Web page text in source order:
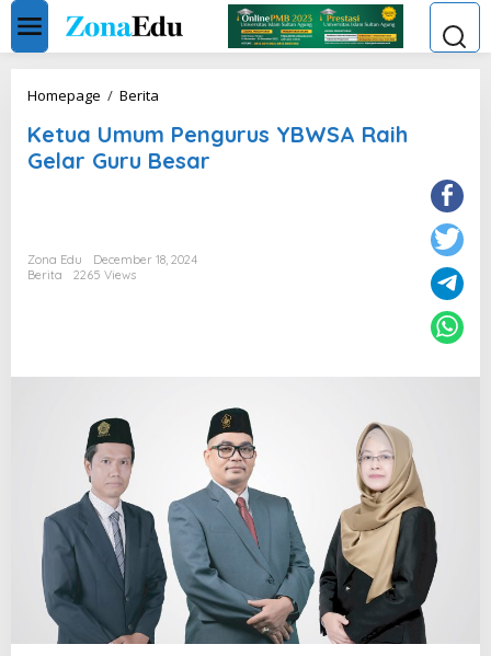
Skip
content
Homepage / Berita
Pengurus
YBWSA
Raih
Ketua Umum Pengurus YBWSA Raih
Gelar Guru Besar
Zona Edu
December 18, 2024
Berita
2265 Views